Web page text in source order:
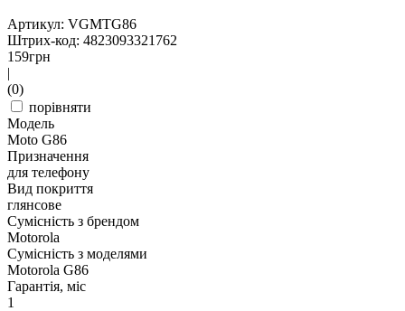
Артикул: VGMTG86
Штрих-код: 4823093321762
159грн
|
(0)
порівняти
Модель
Moto G86
Призначення
для телефону
Вид покриття
глянсове
Сумісність з брендом
Motorola
Сумісність з моделями
Motorola G86
Гарантія, міс
1